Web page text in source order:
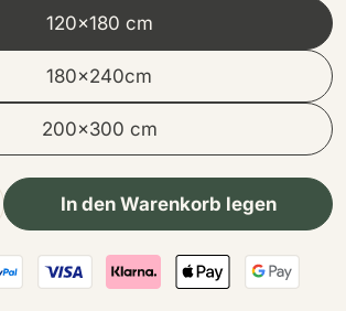
120x180 cm
180x240cm
200x300 cm
Designerteppich | Paris
für Kuhfell Designerteppich |
In den Warenkorb legen